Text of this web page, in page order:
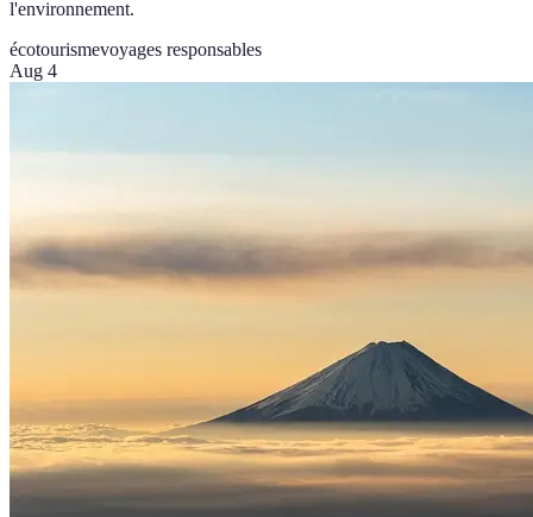
l'environnement.
écotourismevoyages responsables
Aug 4